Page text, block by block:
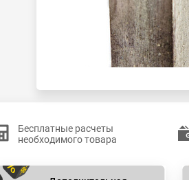
Бесплатные расчеты
необходимого товара